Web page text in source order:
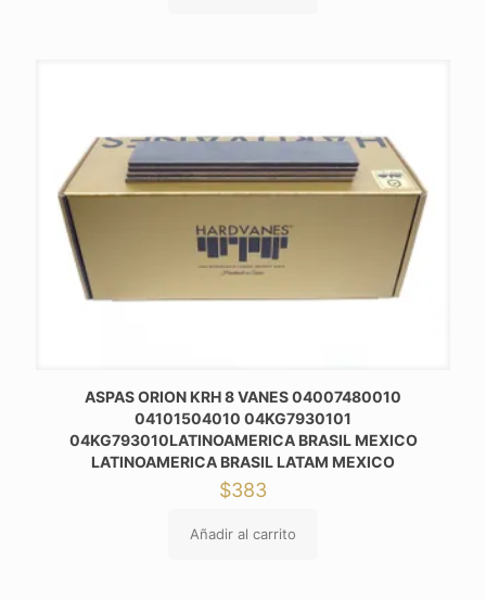
ASPAS ORION KRH 8 VANES 04007480010
04101504010 04KG7930101
04KG793010LATINOAMERICA BRASIL MEXICO
LATINOAMERICA BRASIL LATAM MEXICO
$383
Añadir al carrito